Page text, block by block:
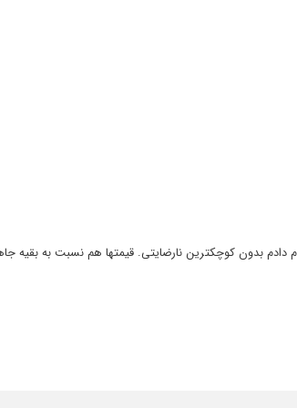
دادم بدون کوچکترین نارضایتی. قیمتها هم نسبت به بقیه